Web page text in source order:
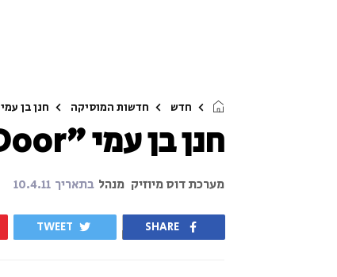
חדש חדשות המוסיקה חנן בן עמי
חנן בן עמי "The Door" | להאזנה
מערכת דוס מיוזיק מנהל בתאריך 10.4.11
SHARE
TWEET